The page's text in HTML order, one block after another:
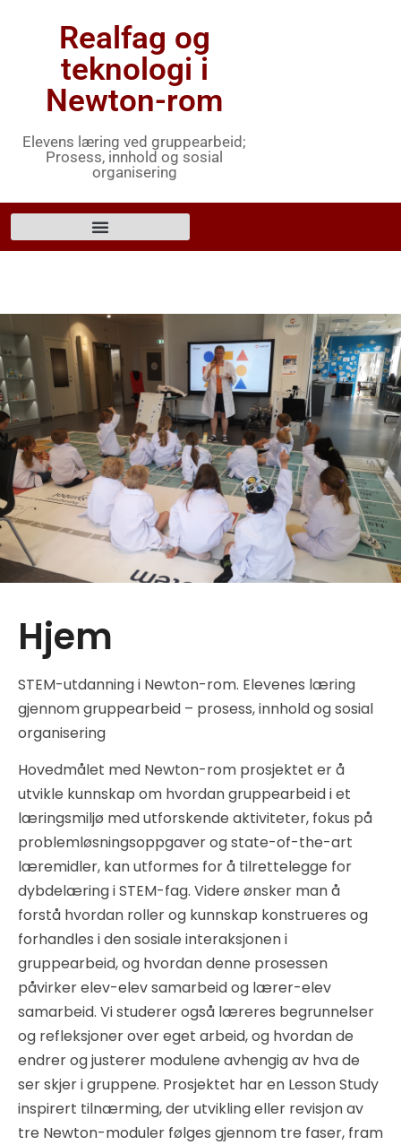
Realfag og
teknologi i
Newton-rom
Elevens læring ved gruppearbeid;
Prosess, innhold og sosial
organisering
Hjem
STEM-utdanning i Newton-rom. Elevenes læring
gjennom gruppearbeid – prosess, innhold og sosial
organisering
Hovedmålet med Newton-rom prosjektet er å
utvikle kunnskap om hvordan gruppearbeid i et
læringsmiljø med utforskende aktiviteter, fokus på
problemløsningsoppgaver og state-of-the-art
læremidler, kan utformes for å tilrettelegge for
dybdelæring i STEM-fag. Videre ønsker man å
forstå hvordan roller og kunnskap konstrueres og
forhandles i den sosiale interaksjonen i
gruppearbeid, og hvordan denne prosessen
påvirker elev-elev samarbeid og lærer-elev
samarbeid. Vi studerer også læreres begrunnelser
og refleksjoner over eget arbeid, og hvordan de
endrer og justerer modulene avhengig av hva de
ser skjer i gruppene. Prosjektet har en Lesson Study
inspirert tilnærming, der utvikling eller revisjon av
tre Newton-moduler følges gjennom tre faser, fram